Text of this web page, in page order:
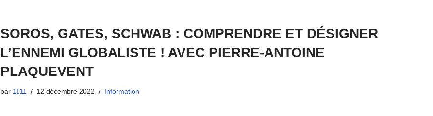
SOROS, GATES, SCHWAB : COMPRENDRE ET DÉSIGNER
L’ENNEMI GLOBALISTE ! AVEC PIERRE-ANTOINE
PLAQUEVENT
par 1111 12 décembre 2022 Information